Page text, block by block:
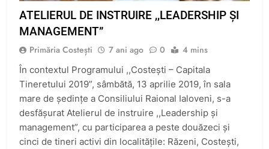
ATELIERUL DE INSTRUIRE ,,LEADERSHIP ȘI
MANAGEMENT”
Primăria Costești 7 ani ago 0 4 mins
În contextul Programului ,,Costești – Capitala
Tineretului 2019”, sâmbătă, 13 aprilie 2019, în sala
mare de şedinţe a Consiliului Raional Ialoveni, s-a
desfăşurat Atelierul de instruire ,,Leadership și
management”, cu participarea a peste douăzeci și
cinci de tineri activi din localitățile: Răzeni, Costeşti,